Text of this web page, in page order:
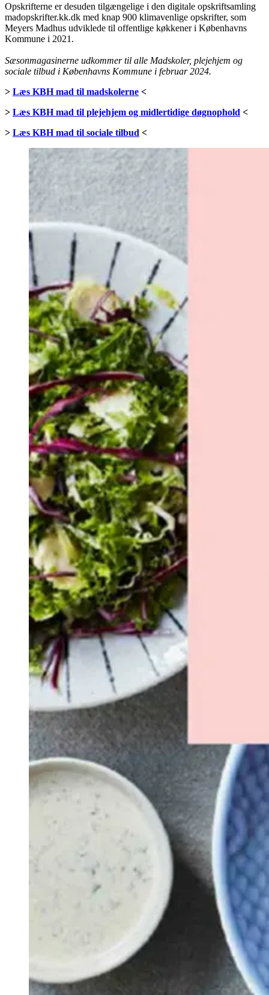
Opskrifterne er desuden tilgængelige i den digitale opskriftsamling
madopskrifter.kk.dk med knap 900 klimavenlige opskrifter, som
Meyers Madhus udviklede til offentlige køkkener i Københavns
Kommune i 2021.
Sæsonmagasinerne udkommer til alle Madskoler, plejehjem og
sociale tilbud i Københavns Kommune i februar 2024.
> Læs KBH mad til madskolerne <
> Læs KBH mad til plejehjem og midlertidige døgnophold <
> Læs KBH mad til sociale tilbud <